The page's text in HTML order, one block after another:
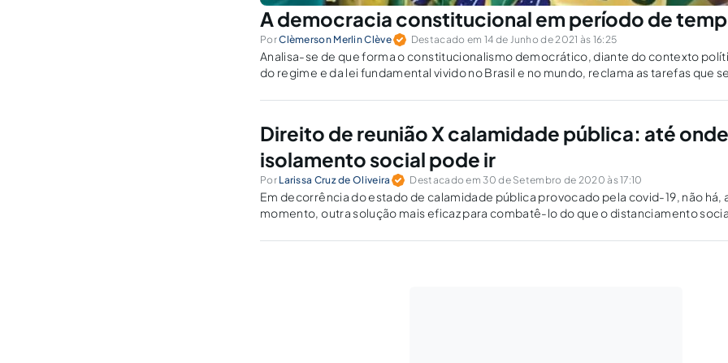
A democracia constitucional em período de
PorClèmerson Merlin Clève Destacado em 14 de Junho de 2021 às 16:25
Analisa-se de que forma o constitucionalismo democrático, diante do contexto
do regime e da lei fundamental vivido no Brasil e no mundo, reclama as tarefas que
Direito de reunião X calamidade pública: até
isolamento social pode ir
Por Larissa Cruz de Oliveira Destacado em 30 de Setembro de 2020 às 17:10
Em decorrência do estado de calamidade pública provocado pela covid-19, não há,
momento, outra solução mais eficaz para combatê-lo do que o distanciamento